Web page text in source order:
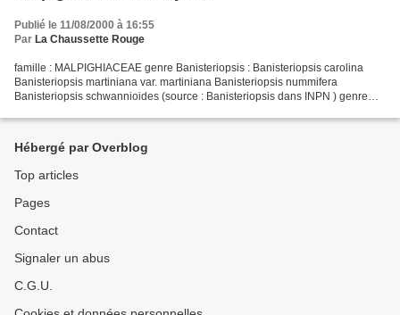
Publié le 11/08/2000 à 16:55
Par La Chaussette Rouge
famille : MALPIGHIACEAE genre Banisteriopsis : Banisteriopsis carolina
Banisteriopsis martiniana var. martiniana Banisteriopsis nummifera
Banisteriopsis schwannioides (source : Banisteriopsis dans INPN ) genre
Hébergé par Overblog
Top articles
Pages
Contact
Signaler un abus
C.G.U.